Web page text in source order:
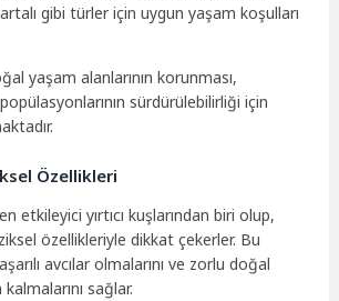
gibi türler için uygun yaşam koşulları
yaşam alanlarının korunması,
sürdürülebilirliği için
Özellikleri
etkileyici yırtıcı kuşlarından biri olup,
özellikleriyle dikkat çekerler. Bu
avcılar olmalarını ve zorlu doğal
sağlar.